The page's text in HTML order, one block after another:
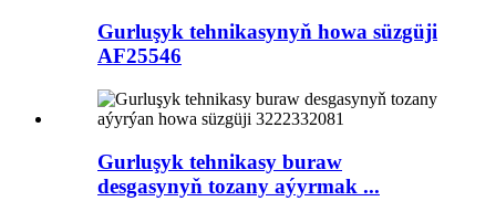
Gurluşyk tehnikasynyň howa süzgüji
AF25546
Gurluşyk tehnikasy buraw
desgasynyň tozany aýyrmak ...